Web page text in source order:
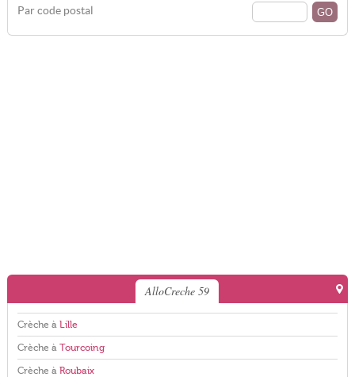
Par code postal
AlloCreche 59
Crèche à Lille
Crèche à Tourcoing
Crèche à Roubaix